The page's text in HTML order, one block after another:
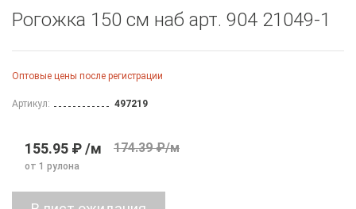
Рогожка 150 см наб арт. 904 21049-1
Оптовые цены после регистрации
Артикул: 497219
155.95 ₽ /м 174.39 ₽/м
от 1 рулона